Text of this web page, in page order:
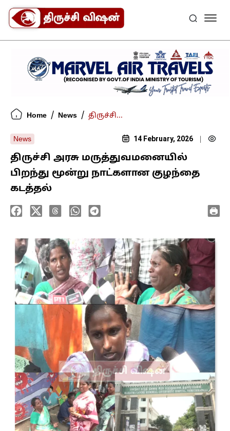
Home / News / திருச்சி...
News 14 February, 2026
திருச்சி அரசு மருத்துவமனையில்
பிறந்து மூன்று நாட்களான குழந்தை
கடத்தல்